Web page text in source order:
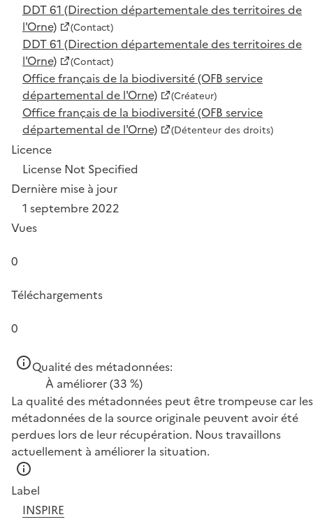
DDT 61 (Direction départementale des territoires de
l'Orne)
(Contact)
DDT 61 (Direction départementale des territoires de
l'Orne)
(Contact)
Office français de la biodiversité (OFB service
départemental de l'Orne)
(Créateur)
Office français de la biodiversité (OFB service
départemental de l'Orne)
(Détenteur des droits)
Licence
License Not Specified
Dernière mise à jour
1 septembre 2022
Vues
0
Téléchargements
0
Qualité des métadonnées:
À améliorer(33 %)
La qualité des métadonnées peut être trompeuse car les
métadonnées de la source originale peuvent avoir été
perdues lors de leur récupération. Nous travaillons
actuellement à améliorer la situation.
Label
INSPIRE